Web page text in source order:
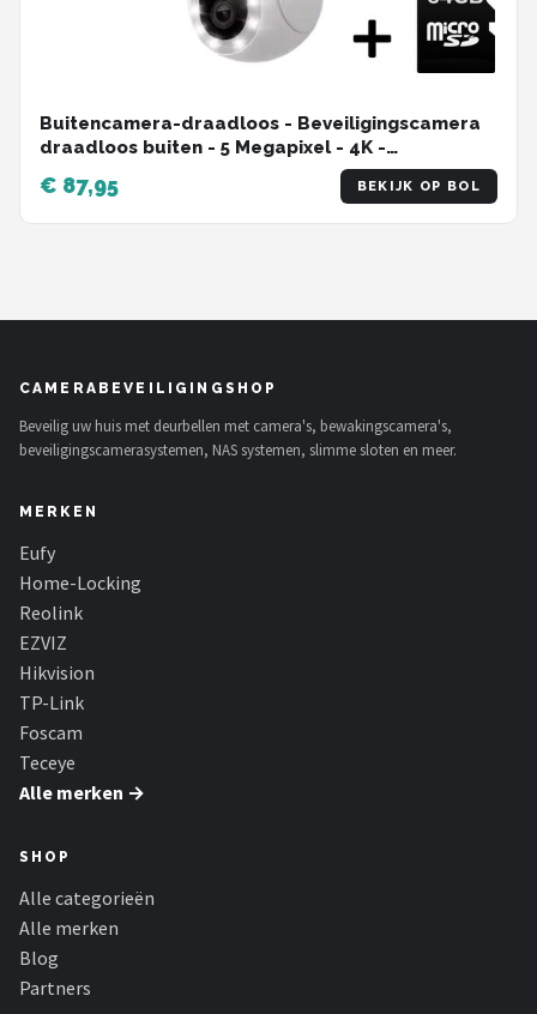
Buitencamera-draadloos - Beveiligingscamera
draadloos buiten - 5 Megapixel - 4K -
Camerabewaking - buitencamera wifi met app -
Inclusief 64 gb SD - Gratis APP
€ 87,95 BEKIJK OP BOL
CAMERABEVEILIGINGSHOP
Beveilig uw huis met deurbellen met camera's, bewakingscamera's,
beveiligingscamerasystemen, NAS systemen, slimme sloten en meer.
MERKEN
Eufy
Home-Locking
Reolink
EZVIZ
Hikvision
TP-Link
Foscam
Teceye
Alle merken →
SHOP
Alle categorieën
Alle merken
Blog
Partners